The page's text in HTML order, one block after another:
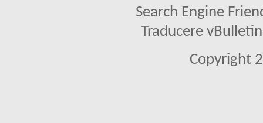
Search Engine
Traducere
Copyright